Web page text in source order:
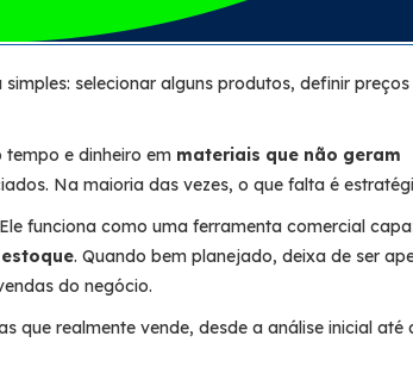
selecionar alguns produtos, definir preços
e dinheiro em materiais que não geram
Na maioria das vezes, o que falta é
funciona como uma ferramenta comercial
. Quando bem planejado, deixa de ser
do negócio.
que realmente vende, desde a análise inicial até